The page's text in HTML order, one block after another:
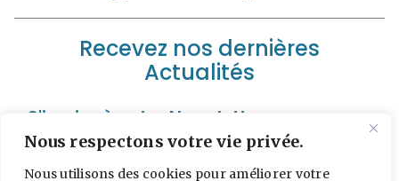
Nous respectons votre vie privée.
Nous utilisons des cookies pour améliorer votre
Recevez nos dernières
Actualités
S'incrire à notre Newsletter
Adresse e-mail *